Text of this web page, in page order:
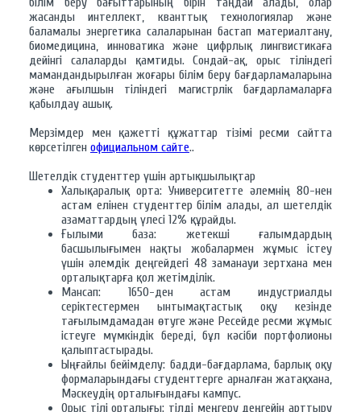
жасанды интеллект, кванттық технологиялар және
баламалы энергетика салаларынан бастап материалтану,
биомедицина, инноватика және цифрлық лингвистикаға
дейінгі салаларды қамтиды. Сондай-ақ, орыс тіліндегі
мамандандырылған жоғары білім беру бағдарламаларына
және ағылшын тіліндегі магистрлік бағдарламаларға
қабылдау ашық.
Мерзімдер мен қажетті құжаттар тізімі ресми сайтта
көрсетілген официальном сайте..
Шетелдік студенттер үшін артықшылықтар
Халықаралық орта: Университетте әлемнің 80-нен
астам елінен студенттер білім алады, ал шетелдік
азаматтардың үлесі 12% құрайды.
Ғылыми база: жетекші ғалымдардың
басшылығымен нақты жобалармен жұмыс істеу
үшін әлемдік деңгейдегі 48 заманауи зертхана мен
орталықтарға қол жетімділік.
Мансап: 1650-ден астам индустриалды
серіктестермен ынтымақтастық оқу кезінде
тағылымдамадан өтуге және Ресейде ресми жұмыс
істеуге мүмкіндік береді, бұл кәсіби портфолионы
қалыптастырады.
Ыңғайлы бейімделу: бадди-бағдарлама, барлық оқу
формаларындағы студенттерге арналған жатақхана,
Мәскеудің орталығындағы кампус.
Орыс тілі орталығы: тілді меңгеру деңгейін арттыру